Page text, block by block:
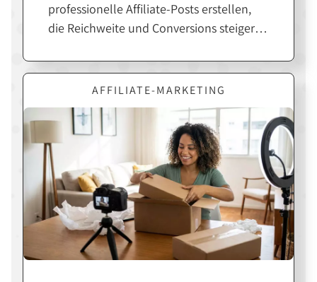
professionelle Affiliate-Posts erstellen,
die Reichweite und Conversions steigern.
Design, sondern die richtige Strategie
dahinter. Erfahre hier, wie du Canva
gezielt für erfolgreiche Affiliate-Inhalte
einsetzt.
AFFILIATE-MARKETING